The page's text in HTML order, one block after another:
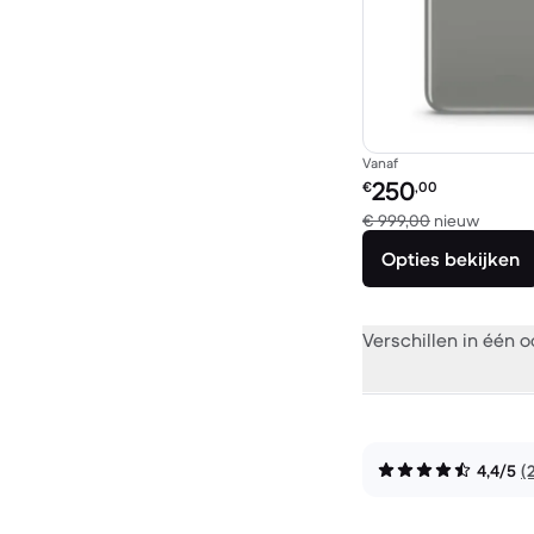
Vanaf
Refurbished prijs:
€250,00
€ 999,00 nieuw
Opties bekijken
Verschillen in één
4,4/5